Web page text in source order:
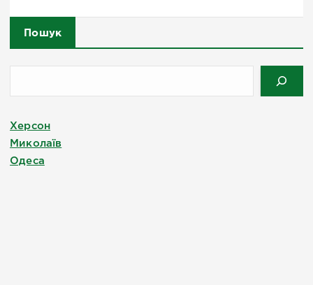
Пошук
Херсон
Миколаїв
Одеса